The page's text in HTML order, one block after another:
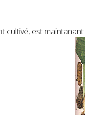
cultivé, est